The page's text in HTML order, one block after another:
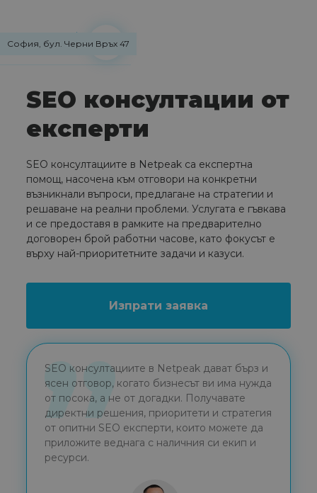
София, бул. Черни Връх 47
SEO консултации от
експерти
SEO консултациите в Netpeak са експертна
помощ, насочена към отговори на конкретни
възникнали въпроси, предлагане на стратегии и
решаване на реални проблеми. Услугата е гъвкава
и се предоставя в рамките на предварително
договорен брой работни часове, като фокусът е
върху най-приоритетните задачи и казуси.
Изпрати заявка
SEO консултациите в Netpeak дават бърз и
ясен отговор, когато бизнесът ви има нужда
от посока, а не от догадки. Получавате
директни решения, приоритети и стратегия
от опитни SEO експерти, които можете да
приложите веднага с наличния си екип и
ресурси.